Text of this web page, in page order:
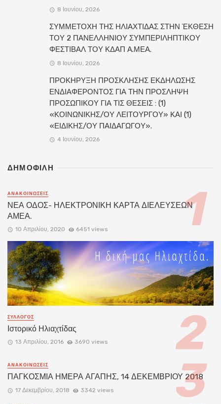
8 Ιουνίου, 2026
ΣΥΜΜΕΤΟΧΗ ΤΗΣ ΗΛΙΑΧΤΙΔΑΣ ΣΤΗΝ ΈΚΘΕΣΗ
ΤΟΥ 2 ΠΑΝΕΛΛΗΝΙΟΥ ΣΥΜΠΕΡΙΛΗΠΤΙΚΟΥ
ΦΕΣΤΙΒΑΛ ΤΟΥ ΚΔΑΠ Α.ΜΕΑ.
8 Ιουνίου, 2026
ΠΡΟΚΗΡΥΞΗ ΠΡΟΣΚΛΗΣΗΣ ΕΚΔΗΛΩΣΗΣ
ΕΝΔΙΑΦΕΡΟΝΤΟΣ ΓΙΑ ΤΗΝ ΠΡΟΣΛΗΨΗ
ΠΡΟΣΩΠΙΚΟΥ ΓΙΑ ΤΙΣ ΘΕΣΕΙΣ : (1)
«ΚΟΙΝΩΝΙΚΗΣ/ΟΥ ΛΕΙΤΟΥΡΓΟΥ» ΚΑΙ (1)
«ΕΙΔΙΚΗΣ/ΟΥ ΠΑΙΔΑΓΩΓΟΥ».
4 Ιουνίου, 2026
ΔΗΜΟΦΙΛΗ
ΑΝΑΚΟΙΝΏΣΕΙΣ
ΝΕΑ ΟΔΟΣ- ΗΛΕΚΤΡΟΝΙΚΗ ΚΑΡΤΑ ΔΙΕΛΕΥΣΕΩΝ
ΑΜΕΑ.
10 Απριλίου, 2020 6451 views
ΣΥΛΛΟΓΟΣ
Ιστορικό Ηλιαχτίδας
13 Απριλίου, 2016 3690 views
ΑΝΑΚΟΙΝΏΣΕΙΣ
ΠΑΓΚΟΣΜΙΑ ΗΜΕΡΑ ΑΓΑΠΗΣ, 14 ΔΕΚΕΜΒΡΙΟΥ 2018
17 Δεκεμβρίου, 2018 3342 views